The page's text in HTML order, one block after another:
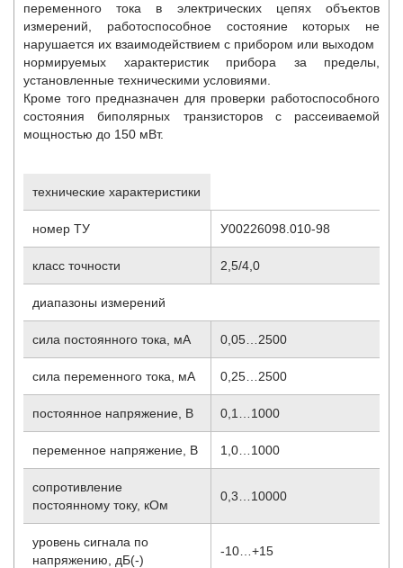
переменного тока в электрических цепях объектов
измерений, работоспособное состояние которых не
нарушается их взаимодействием с прибором или выходом
нормируемых характеристик прибора за пределы,
установленные техническими условиями.
Кроме того предназначен для проверки работоспособного
состояния биполярных транзисторов с рассеиваемой
мощностью до 150 мВт.
технические характеристики
номер ТУ У00226098.010-98
класс точности 2,5/4,0
диапазоны измерений
сила постоянного тока, мА 0,05…2500
сила переменного тока, мА 0,25…2500
постоянное напряжение, В 0,1…1000
переменное напряжение, В 1,0…1000
сопротивление
постоянному току, кОм
0,3…10000
уровень сигнала по
напряжению, дБ(-)
-10…+15